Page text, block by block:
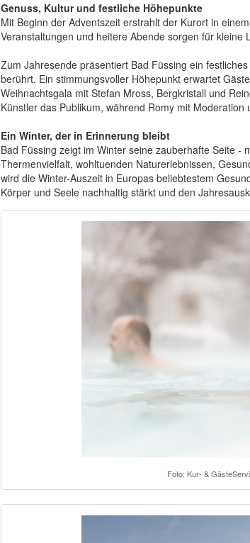
Genuss, Kultur und festliche Höhepunkte
Mit Beginn der Adventszeit erstrahlt der Kurort in
Veranstaltungen und heitere Abende sorgen für kleine
Zum Jahresende präsentiert Bad Füssing ein
berührt. Ein stimmungsvoller Höhepunkt erwartet
Weihnachtsgala mit Stefan Mross, Bergkristall und
Künstler das Publikum, während Romy mit
Ein Winter, der in Erinnerung bleibt
Bad Füssing zeigt im Winter seine zauberhafte Seite
Thermenvielfalt, wohltuenden Naturerlebnissen,
wird die Winter-Auszeit in Europas beliebtestem
Körper und Seele nachhaltig stärkt und den
Foto: Kur- &